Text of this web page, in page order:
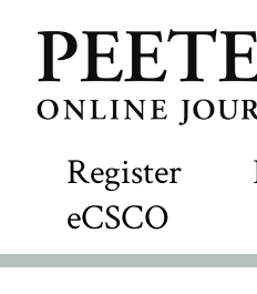
Register
eCSCO